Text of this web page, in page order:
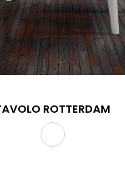
ROTTERDAM